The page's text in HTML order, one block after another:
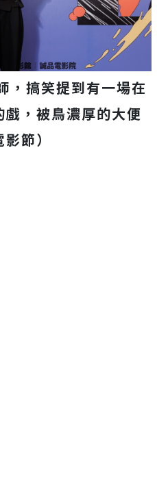
搞笑提到有一場在
戲，被鳥濃厚的大便
節）